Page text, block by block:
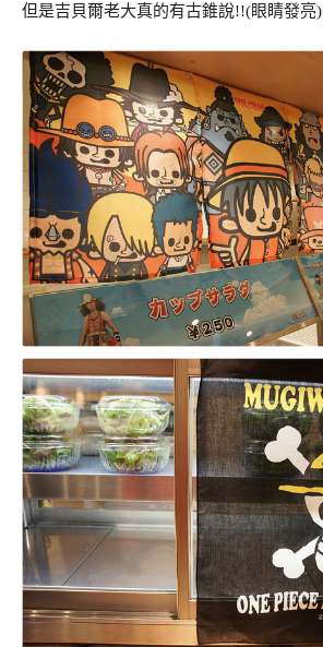
但是吉貝爾老大真的有古錐說!!(眼睛發亮)